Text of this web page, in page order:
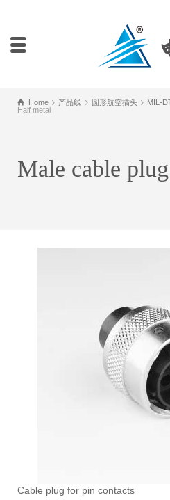
Home 产品线 圆形航空插头 MIL-
Half metal
Male cable
Cable plug for pin contacts